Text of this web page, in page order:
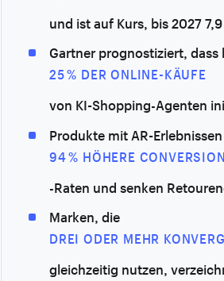
und ist auf Kurs, bis 2027
Gartner prognostiziert, dass
25 % DER ONLINE-KÄUFE
von KI-Shopping-Agenten
Produkte mit AR-
94 % HÖHERE CONVERSION
-Raten und senken
Marken, die
DREI ODER MEHR
gleichzeitig nutzen,